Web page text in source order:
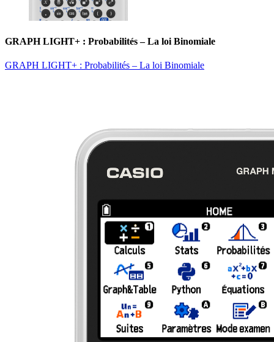
GRAPH LIGHT+ : Probabilités – La loi Binomiale
GRAPH LIGHT+ : Probabilités – La loi Binomiale